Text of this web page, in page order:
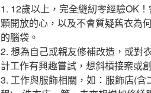
1. 12歲以上，完全縫紉零經驗OK
顆開放的心，以及不會質疑舊衣為
的腦袋。
2. 想為自己或親友修補改造，或對
計工作有興趣嘗試，想斜槓接案或
3. 工作與服飾相關，如：服飾店(含